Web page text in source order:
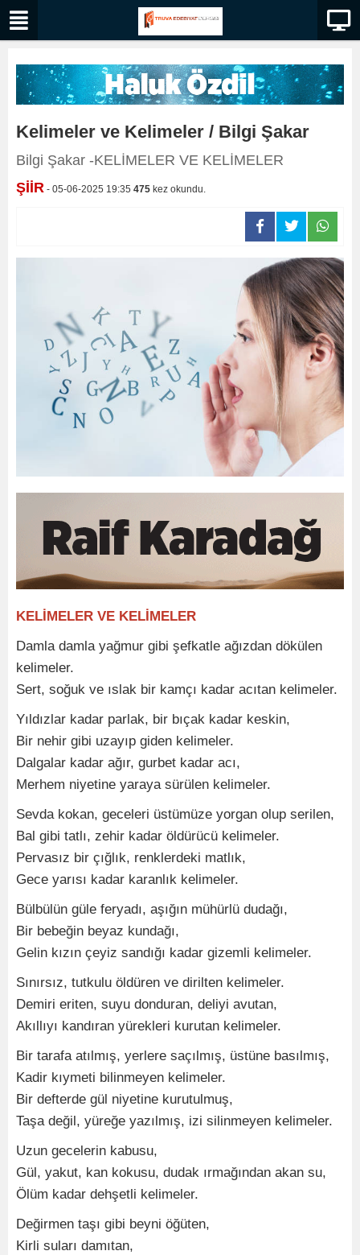
Kelimeler ve Kelimeler / Bilgi Şakar
Bilgi Şakar -KELİMELER VE KELİMELER
ŞİİR - 05-06-2025 19:35 475 kez okundu.
KELİMELER VE KELİMELER
Damla damla yağmur gibi şefkatle ağızdan dökülen
kelimeler.
Sert, soğuk ve ıslak bir kamçı kadar acıtan kelimeler.
Yıldızlar kadar parlak, bir bıçak kadar keskin,
Bir nehir gibi uzayıp giden kelimeler.
Dalgalar kadar ağır, gurbet kadar acı,
Merhem niyetine yaraya sürülen kelimeler.
Sevda kokan, geceleri üstümüze yorgan olup serilen,
Bal gibi tatlı, zehir kadar öldürücü kelimeler.
Pervasız bir çığlık, renklerdeki matlık,
Gece yarısı kadar karanlık kelimeler.
Bülbülün güle feryadı, aşığın mühürlü dudağı,
Bir bebeğin beyaz kundağı,
Gelin kızın çeyiz sandığı kadar gizemli kelimeler.
Sınırsız, tutkulu öldüren ve dirilten kelimeler.
Demiri eriten, suyu donduran, deliyi avutan,
Akıllıyı kandıran yürekleri kurutan kelimeler.
Bir tarafa atılmış, yerlere saçılmış, üstüne basılmış,
Kadir kıymeti bilinmeyen kelimeler.
Bir defterde gül niyetine kurutulmuş,
Taşa değil, yüreğe yazılmış, izi silinmeyen kelimeler.
Uzun gecelerin kabusu,
Gül, yakut, kan kokusu, dudak ırmağından akan su,
Ölüm kadar dehşetli kelimeler.
Değirmen taşı gibi beyni öğüten,
Kirli suları damıtan,